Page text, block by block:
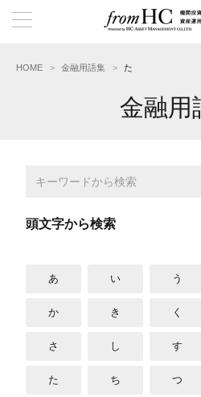
HOME 金融用語集 た
金融用
頭文字から検索
あ い う
か き く
さ し す
た ち つ